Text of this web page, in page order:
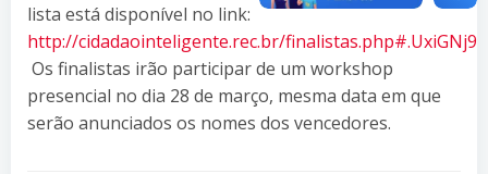
lista está disponível no link:
http://cidadaointeligente.rec.br/
Os finalistas irão participar de um workshop
presencial no dia 28 de março, mesma data em que
serão anunciados os nomes dos vencedores.